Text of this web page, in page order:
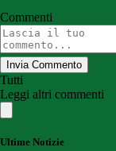
Commenti
Invia Commento
Tutti
Leggi altri commenti
Ultime Notizie